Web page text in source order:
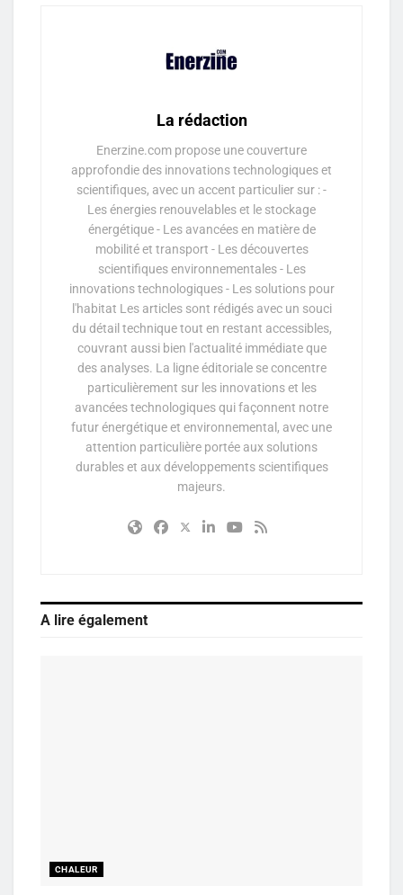
La rédaction
Enerzine.com propose une couverture
approfondie des innovations technologiques et
scientifiques, avec un accent particulier sur : -
Les énergies renouvelables et le stockage
énergétique - Les avancées en matière de
mobilité et transport - Les découvertes
scientifiques environnementales - Les
innovations technologiques - Les solutions pour
l'habitat Les articles sont rédigés avec un souci
du détail technique tout en restant accessibles,
couvrant aussi bien l'actualité immédiate que
des analyses. La ligne éditoriale se concentre
particulièrement sur les innovations et les
avancées technologiques qui façonnent notre
futur énergétique et environnemental, avec une
attention particulière portée aux solutions
durables et aux développements scientifiques
majeurs.
A lire également
CHALEUR